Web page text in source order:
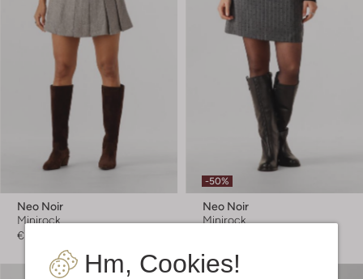
Hm, Cookies!
Neo Noir
Minirock
€ 69,99
-50%
Neo Noir
Minirock